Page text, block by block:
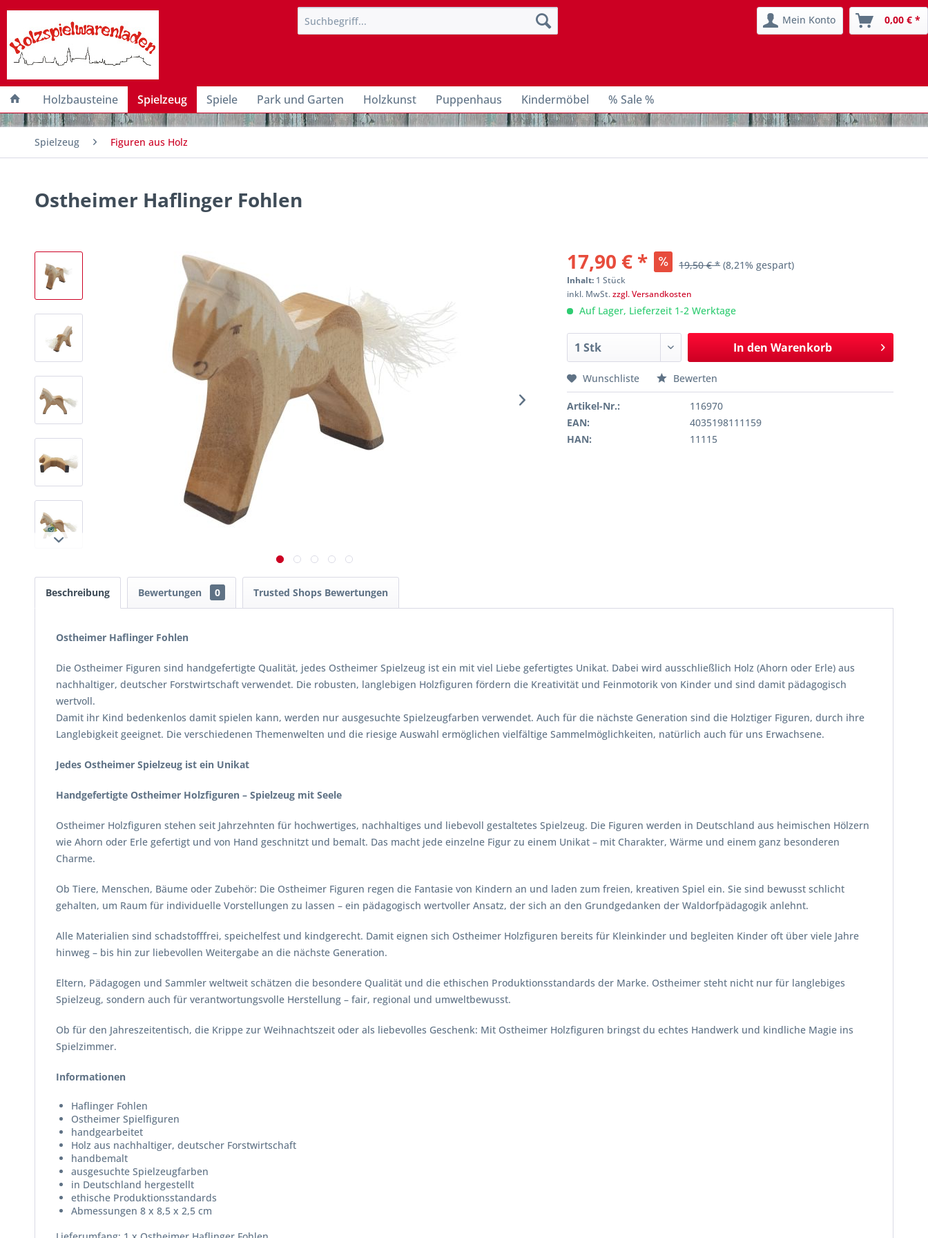
Mein Konto 0,00 € *
Holzbausteine Spielzeug Spiele Park und Garten Holzkunst Puppenhaus Kindermöbel % Sale %
Spielzeug Figuren aus Holz
Ostheimer Haflinger Fohlen
17,90 € * 19,50 € * (8,21% gespart)
Inhalt: 1 Stück
inkl. MwSt.zzgl. Versandkosten
Auf Lager, Lieferzeit 1-2 Werktage
In den Warenkorb
Wunschliste Bewerten
Artikel-Nr.:
116970
EAN:
4035198111159
HAN:
11115
Beschreibung Bewertungen 0 Trusted Shops Bewertungen
Ostheimer Haflinger Fohlen
Die Ostheimer Figuren sind handgefertigte Qualität, jedes Ostheimer Spielzeug ist ein mit viel Liebe gefertigtes Unikat. Dabei wird ausschließlich Holz (Ahorn oder Erle) aus
nachhaltiger, deutscher Forstwirtschaft verwendet. Die robusten, langlebigen Holzfiguren fördern die Kreativität und Feinmotorik von Kinder und sind damit pädagogisch
wertvoll.
Damit ihr Kind bedenkenlos damit spielen kann, werden nur ausgesuchte Spielzeugfarben verwendet. Auch für die nächste Generation sind die Holztiger Figuren, durch ihre
Langlebigkeit geeignet. Die verschiedenen Themenwelten und die riesige Auswahl ermöglichen vielfältige Sammelmöglichkeiten, natürlich auch für uns Erwachsene.
Jedes Ostheimer Spielzeug ist ein Unikat
Handgefertigte Ostheimer Holzfiguren – Spielzeug mit Seele
Ostheimer Holzfiguren stehen seit Jahrzehnten für hochwertiges, nachhaltiges und liebevoll gestaltetes Spielzeug. Die Figuren werden in Deutschland aus heimischen Hölzern
wie Ahorn oder Erle gefertigt und von Hand geschnitzt und bemalt. Das macht jede einzelne Figur zu einem Unikat – mit Charakter, Wärme und einem ganz besonderen
Charme.
Ob Tiere, Menschen, Bäume oder Zubehör: Die Ostheimer Figuren regen die Fantasie von Kindern an und laden zum freien, kreativen Spiel ein. Sie sind bewusst schlicht
gehalten, um Raum für individuelle Vorstellungen zu lassen – ein pädagogisch wertvoller Ansatz, der sich an den Grundgedanken der Waldorfpädagogik anlehnt.
Alle Materialien sind schadstofffrei, speichelfest und kindgerecht. Damit eignen sich Ostheimer Holzfiguren bereits für Kleinkinder und begleiten Kinder oft über viele Jahre
hinweg – bis hin zur liebevollen Weitergabe an die nächste Generation.
Eltern, Pädagogen und Sammler weltweit schätzen die besondere Qualität und die ethischen Produktionsstandards der Marke. Ostheimer steht nicht nur für langlebiges
Spielzeug, sondern auch für verantwortungsvolle Herstellung – fair, regional und umweltbewusst.
Ob für den Jahreszeitentisch, die Krippe zur Weihnachtszeit oder als liebevolles Geschenk: Mit Ostheimer Holzfiguren bringst du echtes Handwerk und kindliche Magie ins
Spielzimmer.
Informationen
Haflinger Fohlen
Ostheimer Spielfiguren
handgearbeitet
Holz aus nachhaltiger, deutscher Forstwirtschaft
handbemalt
ausgesuchte Spielzeugfarben
in Deutschland hergestellt
ethische Produktionsstandards
Abmessungen 8 x 8,5 x 2,5 cm